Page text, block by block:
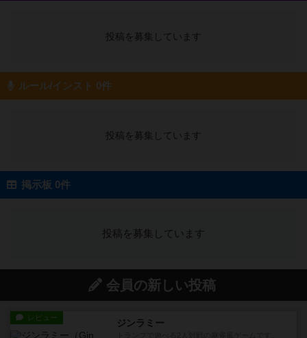
投稿を募集しています
ルール/インスト 0件
投稿を募集しています
掲示板 0件
投稿を募集しています
会員の新しい投稿
レビュー ジンラミー